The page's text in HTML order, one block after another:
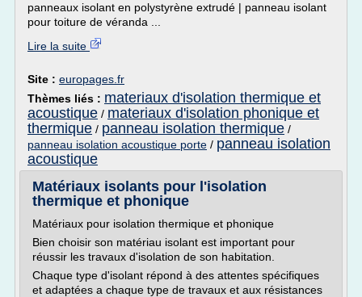
panneaux isolant en polystyrène extrudé | panneau isolant
pour toiture de véranda ...
Lire la suite
Site : europages.fr
Thèmes liés : materiaux d'isolation thermique et
acoustique / materiaux d'isolation phonique et
thermique / panneau isolation thermique /
panneau isolation acoustique porte / panneau isolation
acoustique
Matériaux isolants pour l'isolation
thermique et phonique
Matériaux pour isolation thermique et phonique
Bien choisir son matériau isolant est important pour
réussir les travaux d'isolation de son habitation.
Chaque type d'isolant répond à des attentes spécifiques
et adaptées a chaque type de travaux et aux résistances